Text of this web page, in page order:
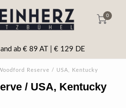
0
ab € 89 AT | € 129 DE
Reserve / USA, Kentucky
/ USA, Kentucky